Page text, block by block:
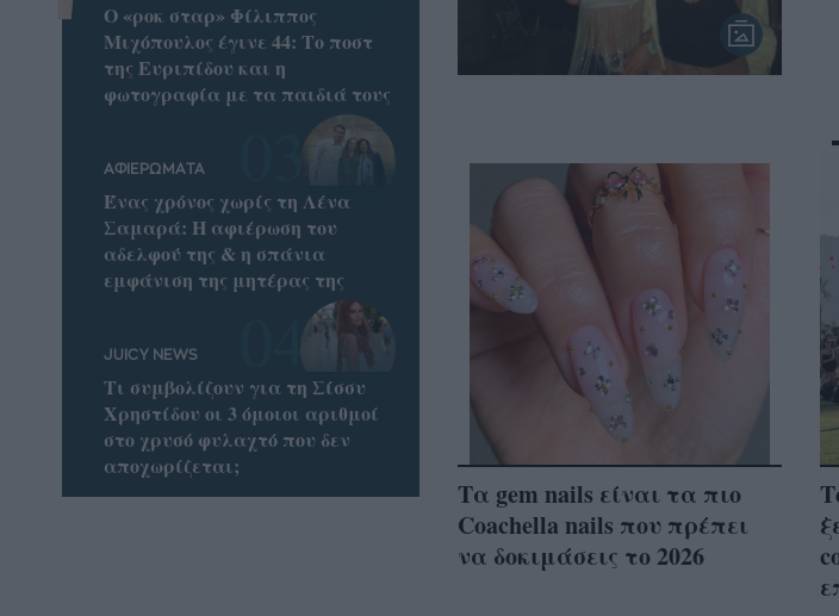
Τα gem nails είναι τα πιο
Coachella nails που πρέπει
να δοκιμάσεις το 2026
Ο «ροκ σταρ» Φίλιππος
Μιχόπουλος έγινε 44: Το ποστ
της Ευριπίδου και η
φωτογραφία με τα παιδιά τους
ΑΦΙΕΡΩΜΑΤΑ
Ένας χρόνος χωρίς τη Λένα
Σαμαρά: Η αφιέρωση του
αδελφού της & η σπάνια
εμφάνιση της μητέρας της
JUICY NEWS
Τι συμβολίζουν για τη Σίσσυ
Χρηστίδου οι 3 όμοιοι αριθμοί
στο χρυσό φυλαχτό που δεν
αποχωρίζεται;